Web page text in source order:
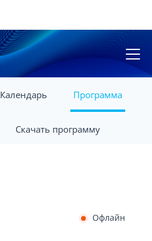
Календарь Программа
Скачать программу
Офлайн